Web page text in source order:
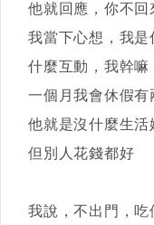
他就回應，你不回
我當下心想，我是
什麼互動，我幹嘛
一個月我會休假有
他就是沒什麼生
但別人花錢都好
我說，不出門，吃